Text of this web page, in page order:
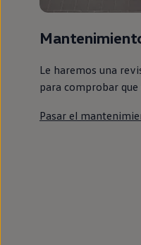
Le haremos una
para comprobar
Pasar el